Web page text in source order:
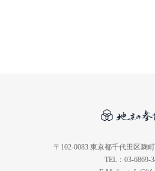
〒102-0083 東京都千代田区麹
TEL：03-6869-